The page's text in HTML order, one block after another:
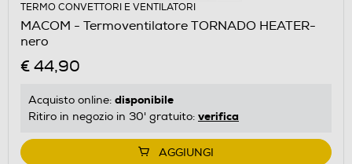
TERMO CONVETTORI E VENTILATORI
MACOM - Termoventilatore TORNADO HEATER-
nero
€ 44,90
Acquisto online: disponibile
Ritiro in negozio in 30' gratuito: verifica
AGGIUNGI